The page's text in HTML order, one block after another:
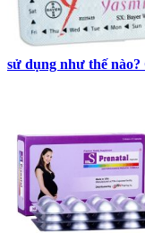
sử dụng như thế